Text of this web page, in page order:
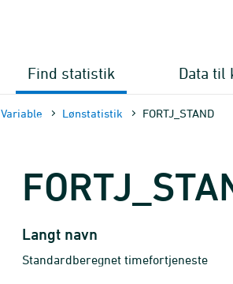
Find statistik Data til
Variable Lønstatistik FORTJ_STAND
Langt navn
Standardberegnet timefortjeneste